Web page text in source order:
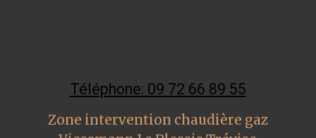
Téléphone: 09 72 66 89 55
Zone intervention chaudière gaz